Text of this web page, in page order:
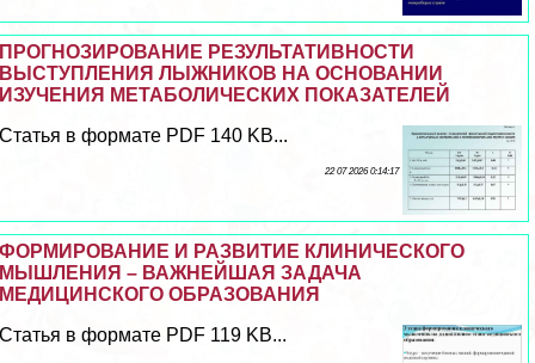
ПРОГНОЗИРОВАНИЕ РЕЗУЛЬТАТИВНОСТИ
ВЫСТУПЛЕНИЯ ЛЫЖНИКОВ НА ОСНОВАНИИ
ИЗУЧЕНИЯ МЕТАБОЛИЧЕСКИХ ПОКАЗАТЕЛЕЙ
Статья в формате PDF 140 KB...
22 07 2026 0:14:17
ФОРМИРОВАНИЕ И РАЗВИТИЕ КЛИНИЧЕСКОГО
МЫШЛЕНИЯ – ВАЖНЕЙШАЯ ЗАДАЧА
МЕДИЦИНСКОГО ОБРАЗОВАНИЯ
Статья в формате PDF 119 KB...